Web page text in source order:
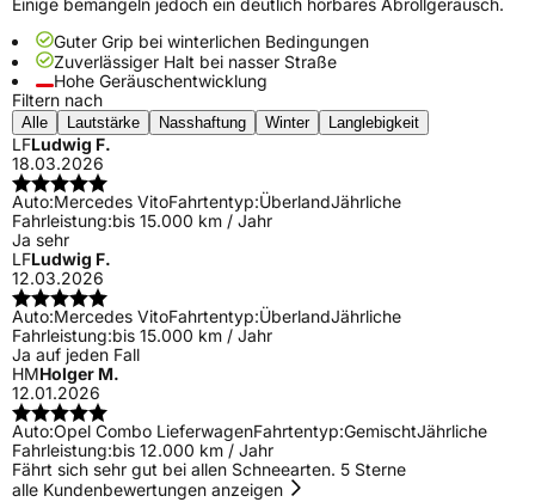
Einige bemängeln jedoch ein deutlich hörbares Abrollgeräusch.
Guter Grip bei winterlichen Bedingungen
Zuverlässiger Halt bei nasser Straße
Hohe Geräuschentwicklung
Filtern nach
Alle Lautstärke Nasshaftung Winter Langlebigkeit
LFLudwig F.
18.03.2026
Auto:Mercedes VitoFahrtentyp:ÜberlandJährliche
Fahrleistung:bis 15.000 km / Jahr
Ja sehr
LFLudwig F.
12.03.2026
Auto:Mercedes VitoFahrtentyp:ÜberlandJährliche
Fahrleistung:bis 15.000 km / Jahr
Ja auf jeden Fall
HMHolger M.
12.01.2026
Auto:Opel Combo LieferwagenFahrtentyp:GemischtJährliche
Fahrleistung:bis 12.000 km / Jahr
Fährt sich sehr gut bei allen Schneearten. 5 Sterne
alle Kundenbewertungen anzeigen